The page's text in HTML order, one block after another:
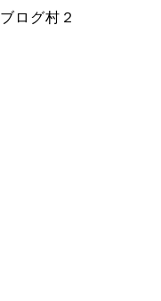
カ
ブログ村２